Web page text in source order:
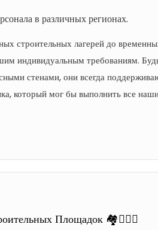
в различных регионах.
строительных лагерей до
индивидуальным требованиям.
стенами, они всегда
который мог бы выполнить все
Площадок 🏘️👍🏻💯